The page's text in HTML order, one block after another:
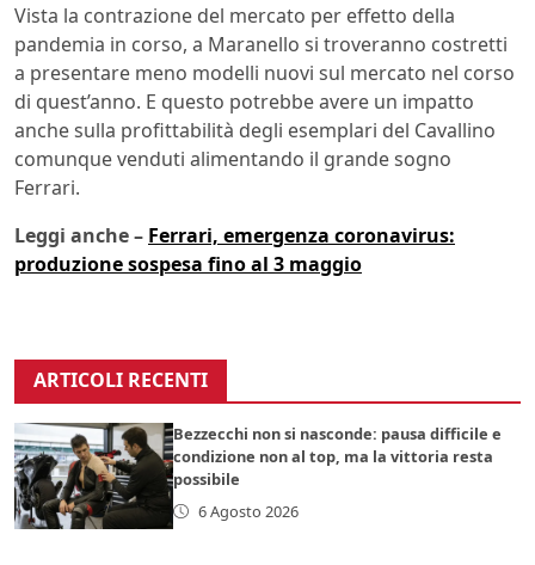
Vista la contrazione del mercato per effetto della
pandemia in corso, a Maranello si troveranno costretti
a presentare meno modelli nuovi sul mercato nel corso
di quest’anno. E questo potrebbe avere un impatto
anche sulla profittabilità degli esemplari del Cavallino
comunque venduti alimentando il grande sogno
Ferrari.
Leggi anche – Ferrari, emergenza coronavirus:
produzione sospesa fino al 3 maggio
ARTICOLI RECENTI
Bezzecchi non si nasconde: pausa difficile e
condizione non al top, ma la vittoria resta
possibile
6 Agosto 2026